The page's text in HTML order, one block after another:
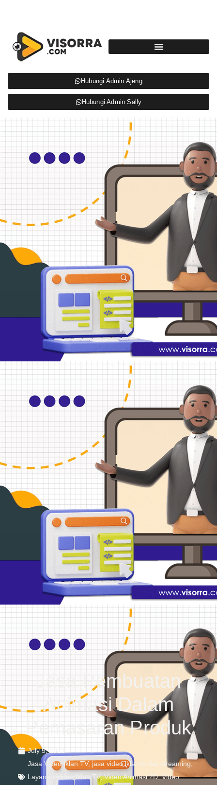
Hubungi Admin Ajeng
Hubungi Admin Sally
Jasa Pembuatan
Animasi Dalam
Pemasaran Produk
July 5, 2023
Jasa Video Iklan TV, jasa video iklan tv live streaming,
Layanan Video Iklan TV,Video Animasi 2D,Video